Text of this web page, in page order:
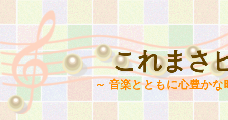
これまさ
～ 音楽とともに心豊か